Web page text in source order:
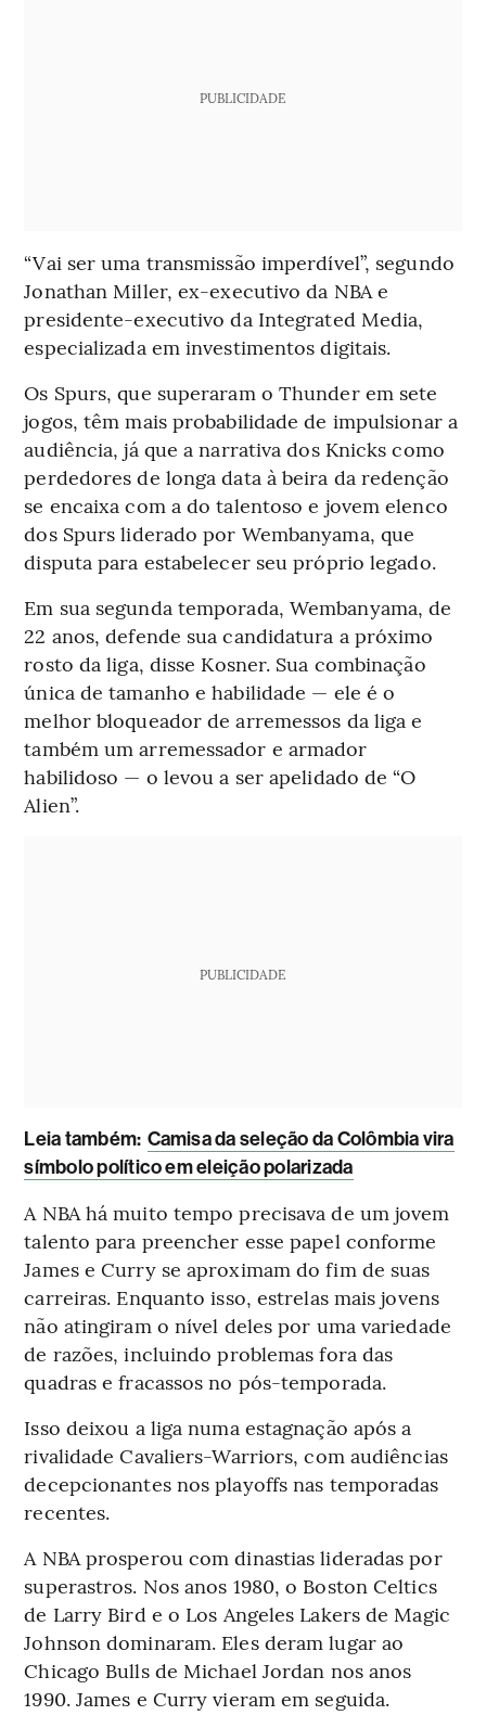
PUBLICIDADE
“Vai ser uma transmissão imperdível”, segundo
Jonathan Miller, ex-executivo da NBA e
presidente-executivo da Integrated Media,
especializada em investimentos digitais.
Os Spurs, que superaram o Thunder em sete
jogos, têm mais probabilidade de impulsionar a
audiência, já que a narrativa dos Knicks como
perdedores de longa data à beira da redenção
se encaixa com a do talentoso e jovem elenco
dos Spurs liderado por Wembanyama, que
disputa para estabelecer seu próprio legado.
Em sua segunda temporada, Wembanyama, de
22 anos, defende sua candidatura a próximo
rosto da liga, disse Kosner. Sua combinação
única de tamanho e habilidade — ele é o
melhor bloqueador de arremessos da liga e
também um arremessador e armador
habilidoso — o levou a ser apelidado de “O
Alien”.
PUBLICIDADE
Leia também: Camisa da seleção da Colômbia vira
símbolo político em eleição polarizada
A NBA há muito tempo precisava de um jovem
talento para preencher esse papel conforme
James e Curry se aproximam do fim de suas
carreiras. Enquanto isso, estrelas mais jovens
não atingiram o nível deles por uma variedade
de razões, incluindo problemas fora das
quadras e fracassos no pós-temporada.
Isso deixou a liga numa estagnação após a
rivalidade Cavaliers-Warriors, com audiências
decepcionantes nos playoffs nas temporadas
recentes.
A NBA prosperou com dinastias lideradas por
superastros. Nos anos 1980, o Boston Celtics
de Larry Bird e o Los Angeles Lakers de Magic
Johnson dominaram. Eles deram lugar ao
Chicago Bulls de Michael Jordan nos anos
1990. James e Curry vieram em seguida.